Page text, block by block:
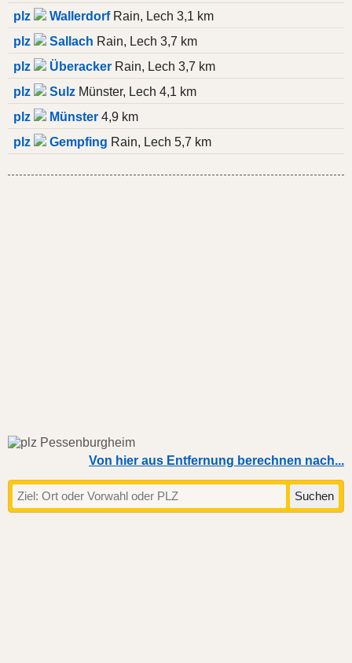
plz
WallerdorfRain, Lech 3,1 km
plz
Sallach Rain, Lech 3,7 km
plz
Überacker Rain, Lech 3,7 km
plz
Sulz Münster, Lech 4,1 km
plz
Münster 4,9 km
plz
Gempfing Rain, Lech 5,7 km
Von hier aus Entfernung berechnen nach...